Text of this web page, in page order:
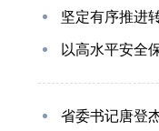
坚定有序推进
以高水平安全
省委书记唐登